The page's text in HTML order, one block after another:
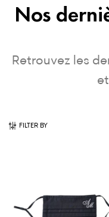
Nos
Retrouvez les
FILTER BY